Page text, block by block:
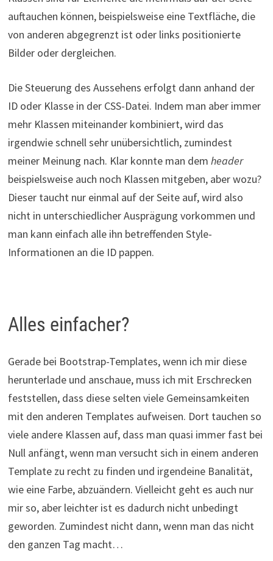
auftauchen können, beispielsweise eine Textfläche, die
von anderen abgegrenzt ist oder links positionierte
Bilder oder dergleichen.
Die Steuerung des Aussehens erfolgt dann anhand der
ID oder Klasse in der CSS-Datei. Indem man aber immer
mehr Klassen miteinander kombiniert, wird das
irgendwie schnell sehr unübersichtlich, zumindest
meiner Meinung nach. Klar konnte man dem header
beispielsweise auch noch Klassen mitgeben, aber wozu?
Dieser taucht nur einmal auf der Seite auf, wird also
nicht in unterschiedlicher Ausprägung vorkommen und
man kann einfach alle ihn betreffenden Style-
Informationen an die ID pappen.
Alles einfacher?
Gerade bei Bootstrap-Templates, wenn ich mir diese
herunterlade und anschaue, muss ich mit Erschrecken
feststellen, dass diese selten viele Gemeinsamkeiten
mit den anderen Templates aufweisen. Dort tauchen so
viele andere Klassen auf, dass man quasi immer fast bei
Null anfängt, wenn man versucht sich in einem anderen
Template zu recht zu finden und irgendeine Banalität,
wie eine Farbe, abzuändern. Vielleicht geht es auch nur
mir so, aber leichter ist es dadurch nicht unbedingt
geworden. Zumindest nicht dann, wenn man das nicht
den ganzen Tag macht…